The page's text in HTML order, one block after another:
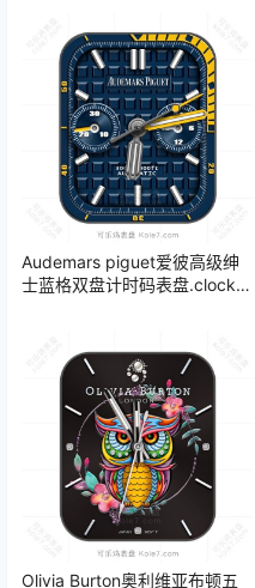
Audemars piguet爱彼高级绅
士蓝格双盘计时码表盘.clock
Olivia Burton奥利维亚布顿五